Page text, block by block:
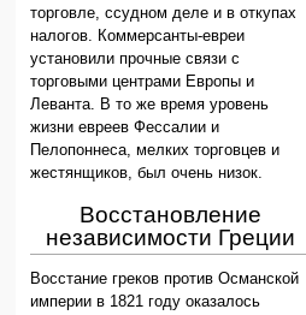
торговле, ссудном деле и в откупах
налогов. Коммерсанты-евреи
установили прочные связи с
торговыми центрами Европы и
Леванта. В то же время уровень
жизни евреев Фессалии и
Пелопоннеса, мелких торговцев и
жестянщиков, был очень низок.
Восстановление
независимости Греции
Восстание греков против Османской
империи в 1821 году оказалось